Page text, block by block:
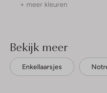
+ meer kleuren
Bekijk meer
Enkellaarsjes